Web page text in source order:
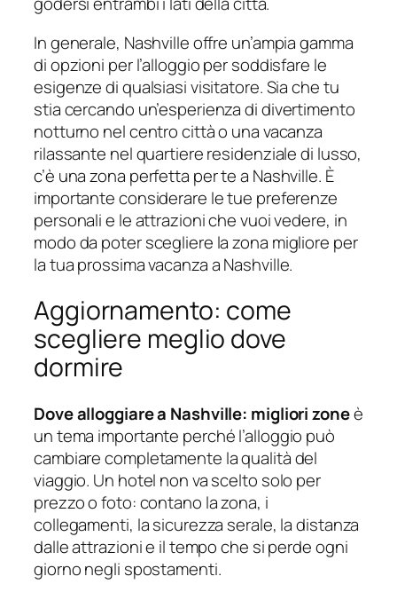
In generale, Nashville offre un’ampia gamma
di opzioni per l’alloggio per soddisfare le
esigenze di qualsiasi visitatore. Sia che tu
stia cercando un’esperienza di divertimento
notturno nel centro città o una vacanza
rilassante nel quartiere residenziale di lusso,
c’è una zona perfetta per te a Nashville. È
importante considerare le tue preferenze
personali e le attrazioni che vuoi vedere, in
modo da poter scegliere la zona migliore per
la tua prossima vacanza a Nashville.
Aggiornamento: come
scegliere meglio dove
dormire
Dove alloggiare a Nashville: migliori zoneè
un tema importante perché l’alloggio può
cambiare completamente la qualità del
viaggio. Un hotel non va scelto solo per
prezzo o foto: contano la zona, i
collegamenti, la sicurezza serale, la distanza
dalle attrazioni e il tempo che si perde ogni
giorno negli spostamenti.